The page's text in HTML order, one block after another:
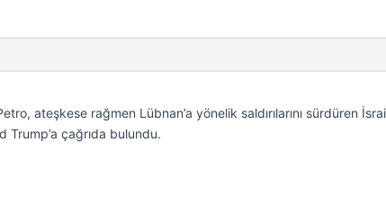
ateşkese rağmen Lübnan’a yönelik saldırılarını sürdüren
Trump’a çağrıda bulundu.